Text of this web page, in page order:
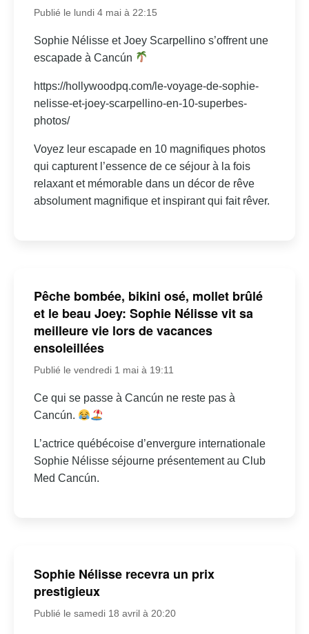
Publié le lundi 4 mai à 22:15
Sophie Nélisse et Joey Scarpellino s’offrent une
escapade à Cancún
https://hollywoodpq.com/le-voyage-de-sophie-
nelisse-et-joey-scarpellino-en-10-superbes-
photos/
Voyez leur escapade en 10 magnifiques photos
qui capturent l’essence de ce séjour à la fois
relaxant et mémorable dans un décor de rêve
absolument magnifique et inspirant qui fait rêver.
Pêche bombée, bikini osé, mollet brûlé
et le beau Joey: Sophie Nélisse vit sa
meilleure vie lors de vacances
ensoleillées
Publié le vendredi 1 mai à 19:11
Ce qui se passe à Cancún ne reste pas à
Cancún.
L’actrice québécoise d’envergure internationale
Sophie Nélisse séjourne présentement au Club
Med Cancún.
Sophie Nélisse recevra un prix
prestigieux
Publié le samedi 18 avril à 20:20